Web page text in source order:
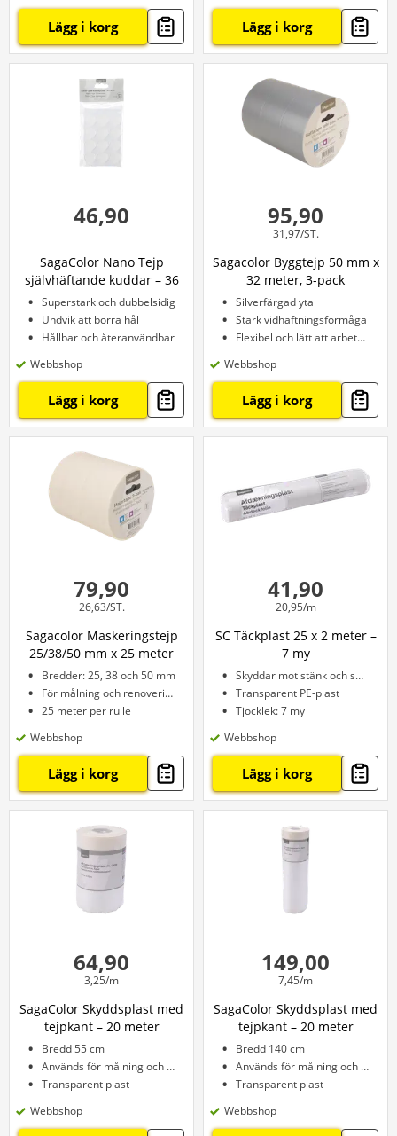
Lägg i korg Lägg i korg
46,90
SagaColor Nano Tejp
självhäftande kuddar – 36
st.
Superstark och dubbelsidig
Undvik att borra hål
Hållbar och återanvändbar
Webbshop
Lägg i korg
95,90
31,97/ST.
Sagacolor Byggtejp 50 mm x
32 meter, 3-pack
Silverfärgad yta
Stark vidhäftningsförmåga
Flexibel och lätt att arbeta med
Webbshop
Lägg i korg
79,90
26,63/ST.
Sagacolor Maskeringstejp
25/38/50 mm x 25 meter
Bredder: 25, 38 och 50 mm
För målning och renovering
25 meter per rulle
Webbshop
Lägg i korg
41,90
20,95/m
SC Täckplast 25 x 2 meter –
7 my
Skyddar mot stänk och smuts
Transparent PE-plast
Tjocklek: 7 my
Webbshop
Lägg i korg
64,90
3,25/m
SagaColor Skyddsplast med
tejpkant – 20 meter
Bredd 55 cm
Används för målning och rengöring
Transparent plast
Webbshop
149,00
7,45/m
SagaColor Skyddsplast med
tejpkant – 20 meter
Bredd 140 cm
Används för målning och rengöring
Transparent plast
Webbshop